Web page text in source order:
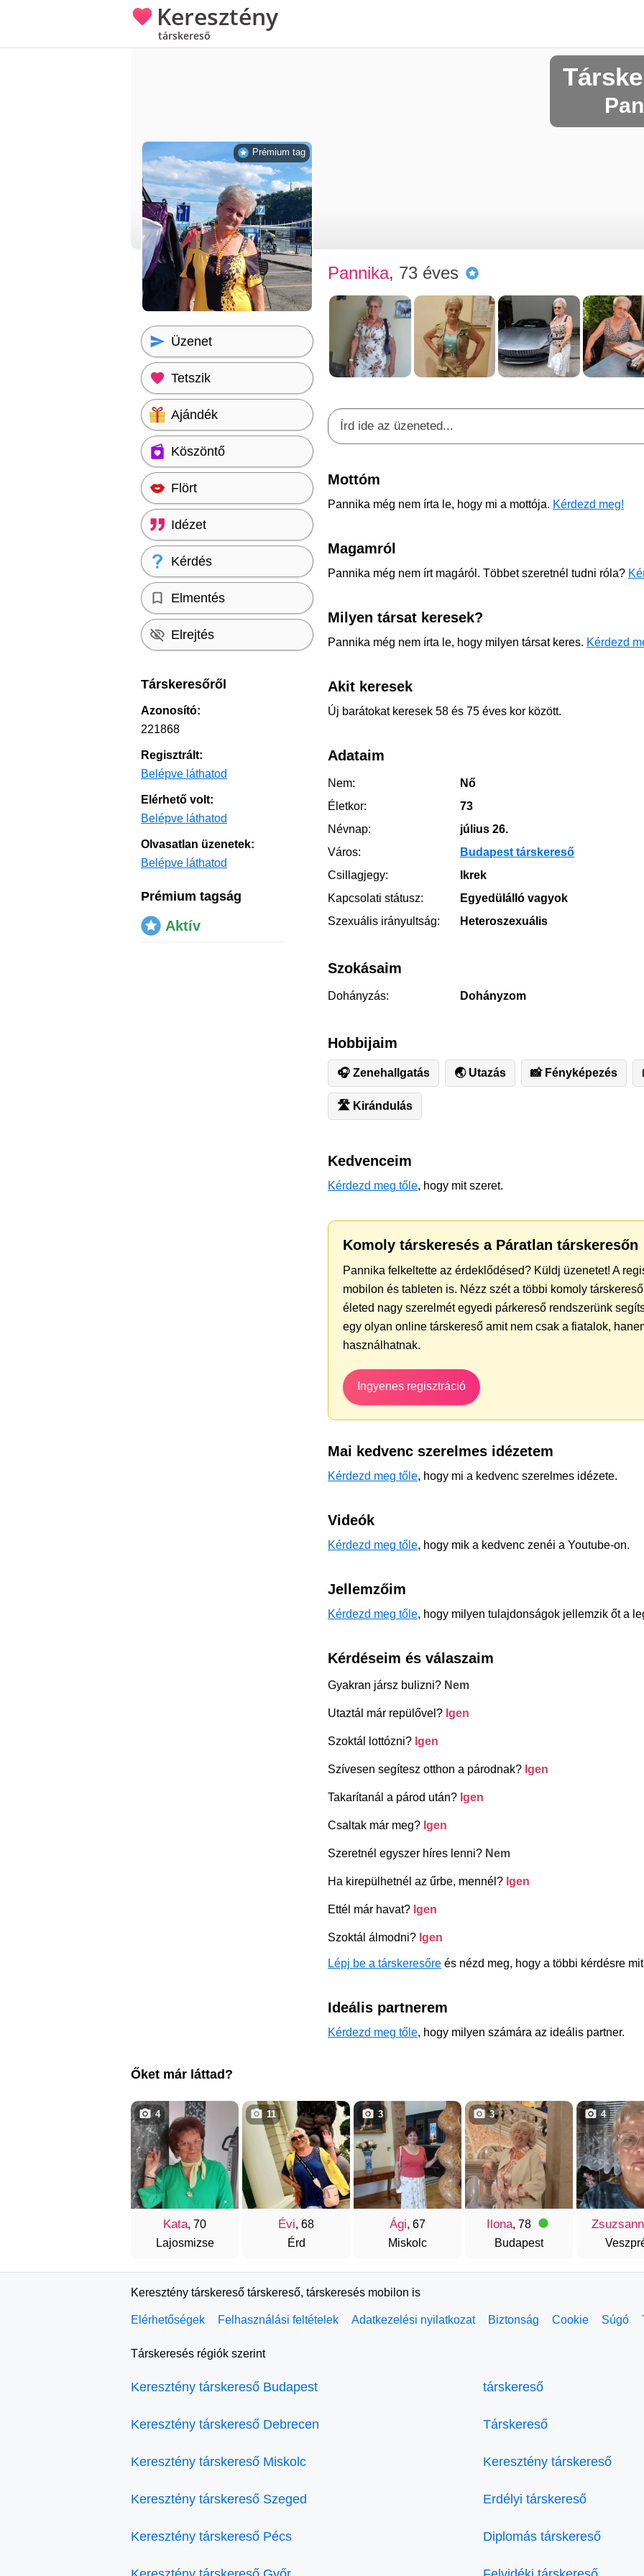
Keresztény
társkereső
Pannika, 73 éves
Mottóm
Pannika még nem írta le, hogy mi a mottója. Kérdezd meg!
Magamról
Pannika még nem írt magáról. Többet szeretnél tudni róla?
Milyen társat keresek?
Pannika még nem írta le, hogy milyen társat keres. Kérdezd
Akit keresek
Új barátokat keresek 58 és 75 éves kor között.
Adataim
Nem:
Nő
Életkor:
73
Névnap:
július 26.
Város:
Budapest társkereső
Csillagjegy:
Ikrek
Kapcsolati státusz:
Egyedülálló vagyok
Szexuális irányultság:
Heteroszexuális
Szokásaim
Dohányzás: Dohányzom
Hobbijaim
🎧 Zenehallgatás 🌏 Utazás 📸 Fényképezés
🛣️ ️Kirándulás
Kedvenceim
Kérdezd meg tőle, hogy mit szeret.
Komoly társkeresés a Páratlan társkeresőn
Pannika felkeltette az érdeklődésed? Küldj üzenetet! A
mobilon és tableten is. Nézz szét a többi komoly
életed nagy szerelmét egyedi párkereső rendszerünk
egy olyan online társkereső amit nem csak a fiatalok,
használhatnak.
Ingyenes regisztráció
Mai kedvenc szerelmes idézetem
Kérdezd meg tőle, hogy mi a kedvenc szerelmes idézete.
Videók
Kérdezd meg tőle, hogy mik a kedvenc zenéi a Youtube-on.
Jellemzőim
Kérdezd meg tőle, hogy milyen tulajdonságok jellemzik őt a
Kérdéseim és válaszaim
Gyakran jársz bulizni? Nem
Utaztál már repülővel? Igen
Szoktál lottózni? Igen
Szívesen segítesz otthon a párodnak? Igen
Takarítanál a párod után? Igen
Csaltak már meg? Igen
Szeretnél egyszer híres lenni? Nem
Ha kirepülhetnél az űrbe, mennél? Igen
Ettél már havat? Igen
Szoktál álmodni? Igen
Lépj be a társkeresőre és nézd meg, hogy a többi kérdésre
Ideális partnerem
Kérdezd meg tőle, hogy milyen számára az ideális partner.
Prémium tag
Üzenet
Tetszik
Ajándék
Köszöntő
Flört
Idézet
Kérdés
Elmentés
Elrejtés
Társkeresőről
Azonosító:
221868
Regisztrált:
Belépve láthatod
Elérhető volt:
Belépve láthatod
Olvasatlan üzenetek:
Belépve láthatod
Prémium tagság
Aktív
Őket már láttad?
Kata, 70
Lajosmizse
4
Évi, 68
Érd
11
Ági, 67
Miskolc
3
Ilona, 78
Budapest
3 4
Keresztény társkereső társkereső, társkeresés mobilon is
Elérhetőségek Felhasználási feltételek Adatkezelési nyilatkozat Biztonság Cookie Súgó
Társkeresés régiók szerint
Keresztény társkereső Budapest
Keresztény társkereső Debrecen
Keresztény társkereső Miskolc
Keresztény társkereső Szeged
Keresztény társkereső Pécs
társkereső
Társkereső
Keresztény társkereső
Erdélyi társkereső
Diplomás társkereső